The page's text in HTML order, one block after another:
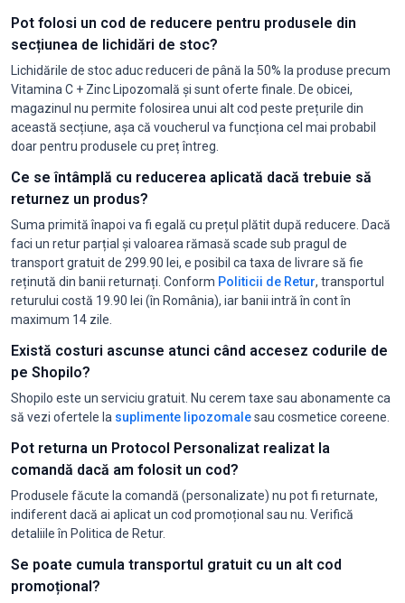
Pot folosi un cod de reducere pentru produsele din
secțiunea de lichidări de stoc?
Lichidările de stoc aduc reduceri de până la 50% la produse precum
Vitamina C + Zinc Lipozomală și sunt oferte finale. De obicei,
magazinul nu permite folosirea unui alt cod peste prețurile din
această secțiune, așa că voucherul va funcționa cel mai probabil
doar pentru produsele cu preț întreg.
Ce se întâmplă cu reducerea aplicată dacă trebuie să
returnez un produs?
Suma primită înapoi va fi egală cu prețul plătit după reducere. Dacă
faci un retur parțial și valoarea rămasă scade sub pragul de
transport gratuit de 299.90 lei, e posibil ca taxa de livrare să fie
reținută din banii returnați. Conform Politicii de Retur, transportul
returului costă 19.90 lei (în România), iar banii intră în cont în
maximum 14 zile.
Există costuri ascunse atunci când accesez codurile de
pe Shopilo?
Shopilo este un serviciu gratuit. Nu cerem taxe sau abonamente ca
să vezi ofertele la suplimente lipozomalesau cosmetice coreene.
Pot returna un Protocol Personalizat realizat la
comandă dacă am folosit un cod?
Produsele făcute la comandă (personalizate) nu pot fi returnate,
indiferent dacă ai aplicat un cod promoțional sau nu. Verifică
detaliile în Politica de Retur.
Se poate cumula transportul gratuit cu un alt cod
promoțional?